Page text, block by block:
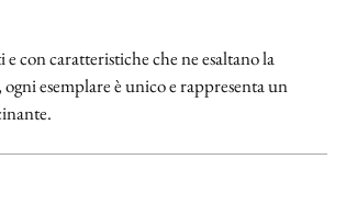
con caratteristiche che ne esaltano la
esemplare è unico e rappresenta un